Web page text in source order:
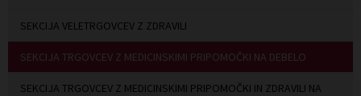
SEKCIJA VELETRGOVCEV Z ZDRAVILI
SEKCIJA TRGOVCEV Z MEDICINSKIMI PRIPOMOČKI NA DEBELO
SEKCIJA TRGOVCEV Z MEDICINSKIMI PRIPOMOČKI IN ZDRAVILI NA